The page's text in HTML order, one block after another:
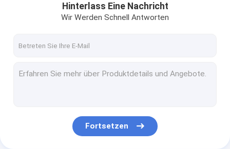
Hinterlass Eine Nachricht
Wir Werden Schnell Antworten
Fortsetzen